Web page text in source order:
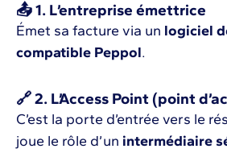
📤1. L’entreprise émettrice
Émet sa facture via un logiciel
compatible Peppol.
🔗2. L’Access Point (point
C’est la porte d’entrée vers le
joue le rôle d’un intermédiaire